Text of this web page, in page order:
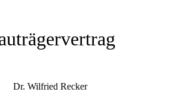
Dr. Wil­fried Recker